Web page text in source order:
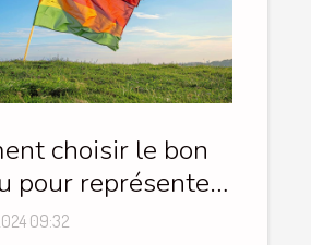
choisir le bon
pour représenter
identité
09:32